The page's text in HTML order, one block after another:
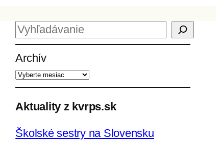
H
ľ
a
d
a
ť
Archív
Aktuality z kvrps.sk
Školské sestry na Slovensku